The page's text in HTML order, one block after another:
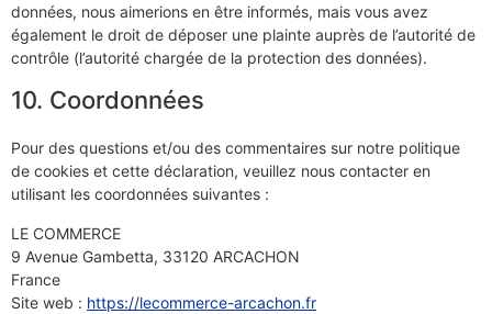
données, nous aimerions en être informés, mais vous avez
également le droit de déposer une plainte auprès de l’autorité de
contrôle (l’autorité chargée de la protection des données).
10. Coordonnées
Pour des questions et/ou des commentaires sur notre politique
de cookies et cette déclaration, veuillez nous contacter en
utilisant les coordonnées suivantes :
LE COMMERCE
9 Avenue Gambetta, 33120 ARCACHON
France
Site web : https://lecommerce-arcachon.fr